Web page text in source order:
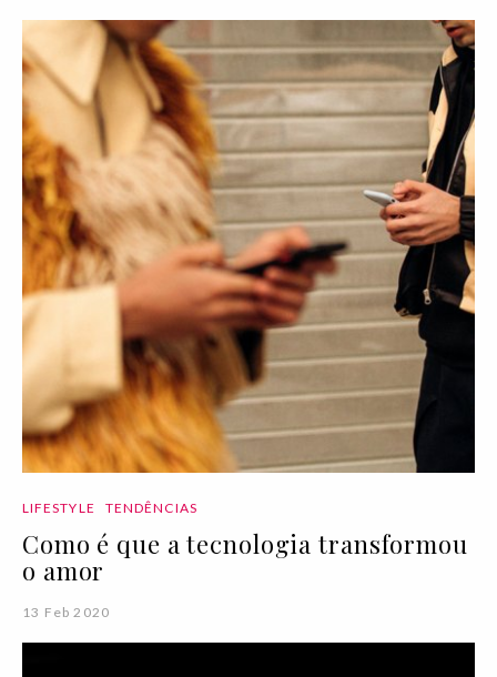
LIFESTYLE TENDÊNCIAS
Como é que a tecnologia transformou
o amor
13 Feb 2020